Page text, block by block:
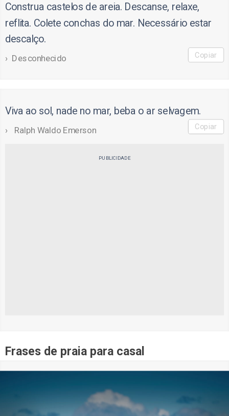
Construa castelos de areia. Descanse, relaxe,
reflita. Colete conchas do mar. Necessário estar
descalço.
Desconhecido Copiar
Viva ao sol, nade no mar, beba o ar selvagem.
Ralph Waldo Emerson Copiar
PUBLICIDADE
Frases de praia para casal